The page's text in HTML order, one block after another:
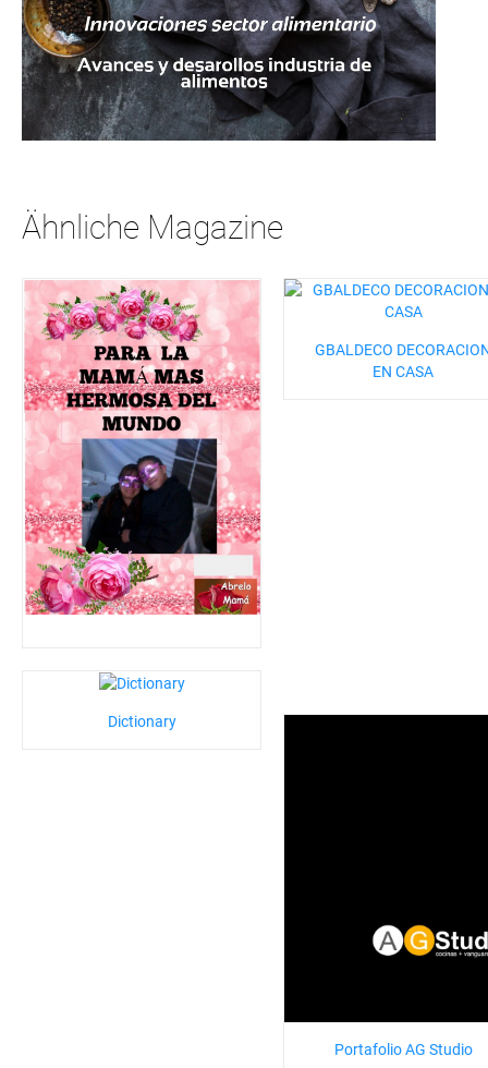
Ähnliche Magazine
GBALDECO
EN CASA
Dictionary
Portafolio AG Studio